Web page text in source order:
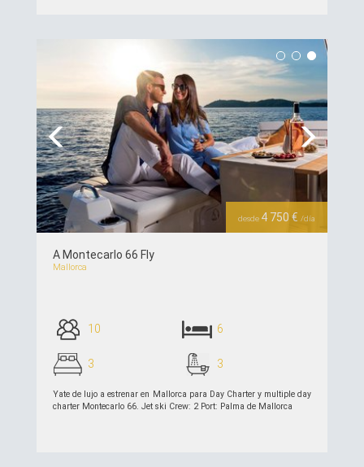
Previous Next
desde 4 750 € /día
A Montecarlo 66 Fly
Mallorca
10 6
3 3
Yate de lujo a estrenar en Mallorca para Day Charter y multiple day
charter Montecarlo 66. Jet ski Crew: 2 Port: Palma de Mallorca